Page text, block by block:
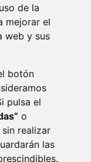
de la
mejorar el
web y sus
botón
pulsa el
o
realizar
las
EXTERNO AL